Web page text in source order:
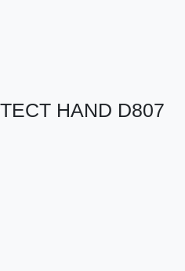
HAND D807